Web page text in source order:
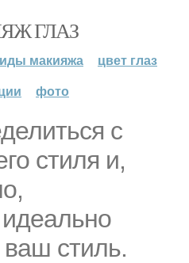
ГЛАЗ
макияжа
цвет глаз
фото
с
стиля и,
стиль.